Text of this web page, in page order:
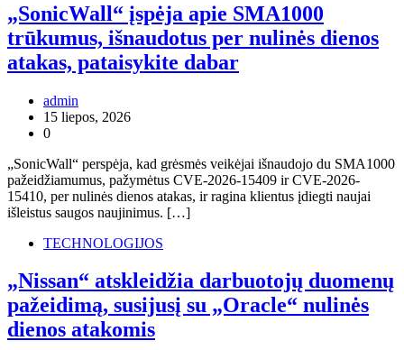
„SonicWall“ įspėja apie SMA1000
trūkumus, išnaudotus per nulinės dienos
atakas, pataisykite dabar
admin
15 liepos, 2026
0
„SonicWall“ perspėja, kad grėsmės veikėjai išnaudojo du SMA1000
pažeidžiamumus, pažymėtus CVE-2026-15409 ir CVE-2026-
15410, per nulinės dienos atakas, ir ragina klientus įdiegti naujai
išleistus saugos naujinimus. […]
TECHNOLOGIJOS
„Nissan“ atskleidžia darbuotojų duomenų
pažeidimą, susijusį su „Oracle“ nulinės
dienos atakomis